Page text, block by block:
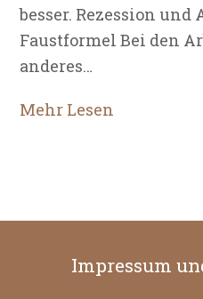
besser. Rezession und
Faustformel Bei den
anderes…
Mehr Lesen
Impressum